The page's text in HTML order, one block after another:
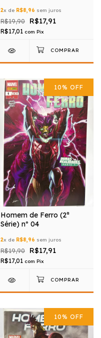
2x de R$8,96 sem juros
R$19,90 R$17,91
R$17,01 com Pix
10% OFF
Homem de Ferro (2ª
Série) nº 04
2x de R$8,96 sem juros
R$19,90 R$17,91
R$17,01 com Pix
10% OFF